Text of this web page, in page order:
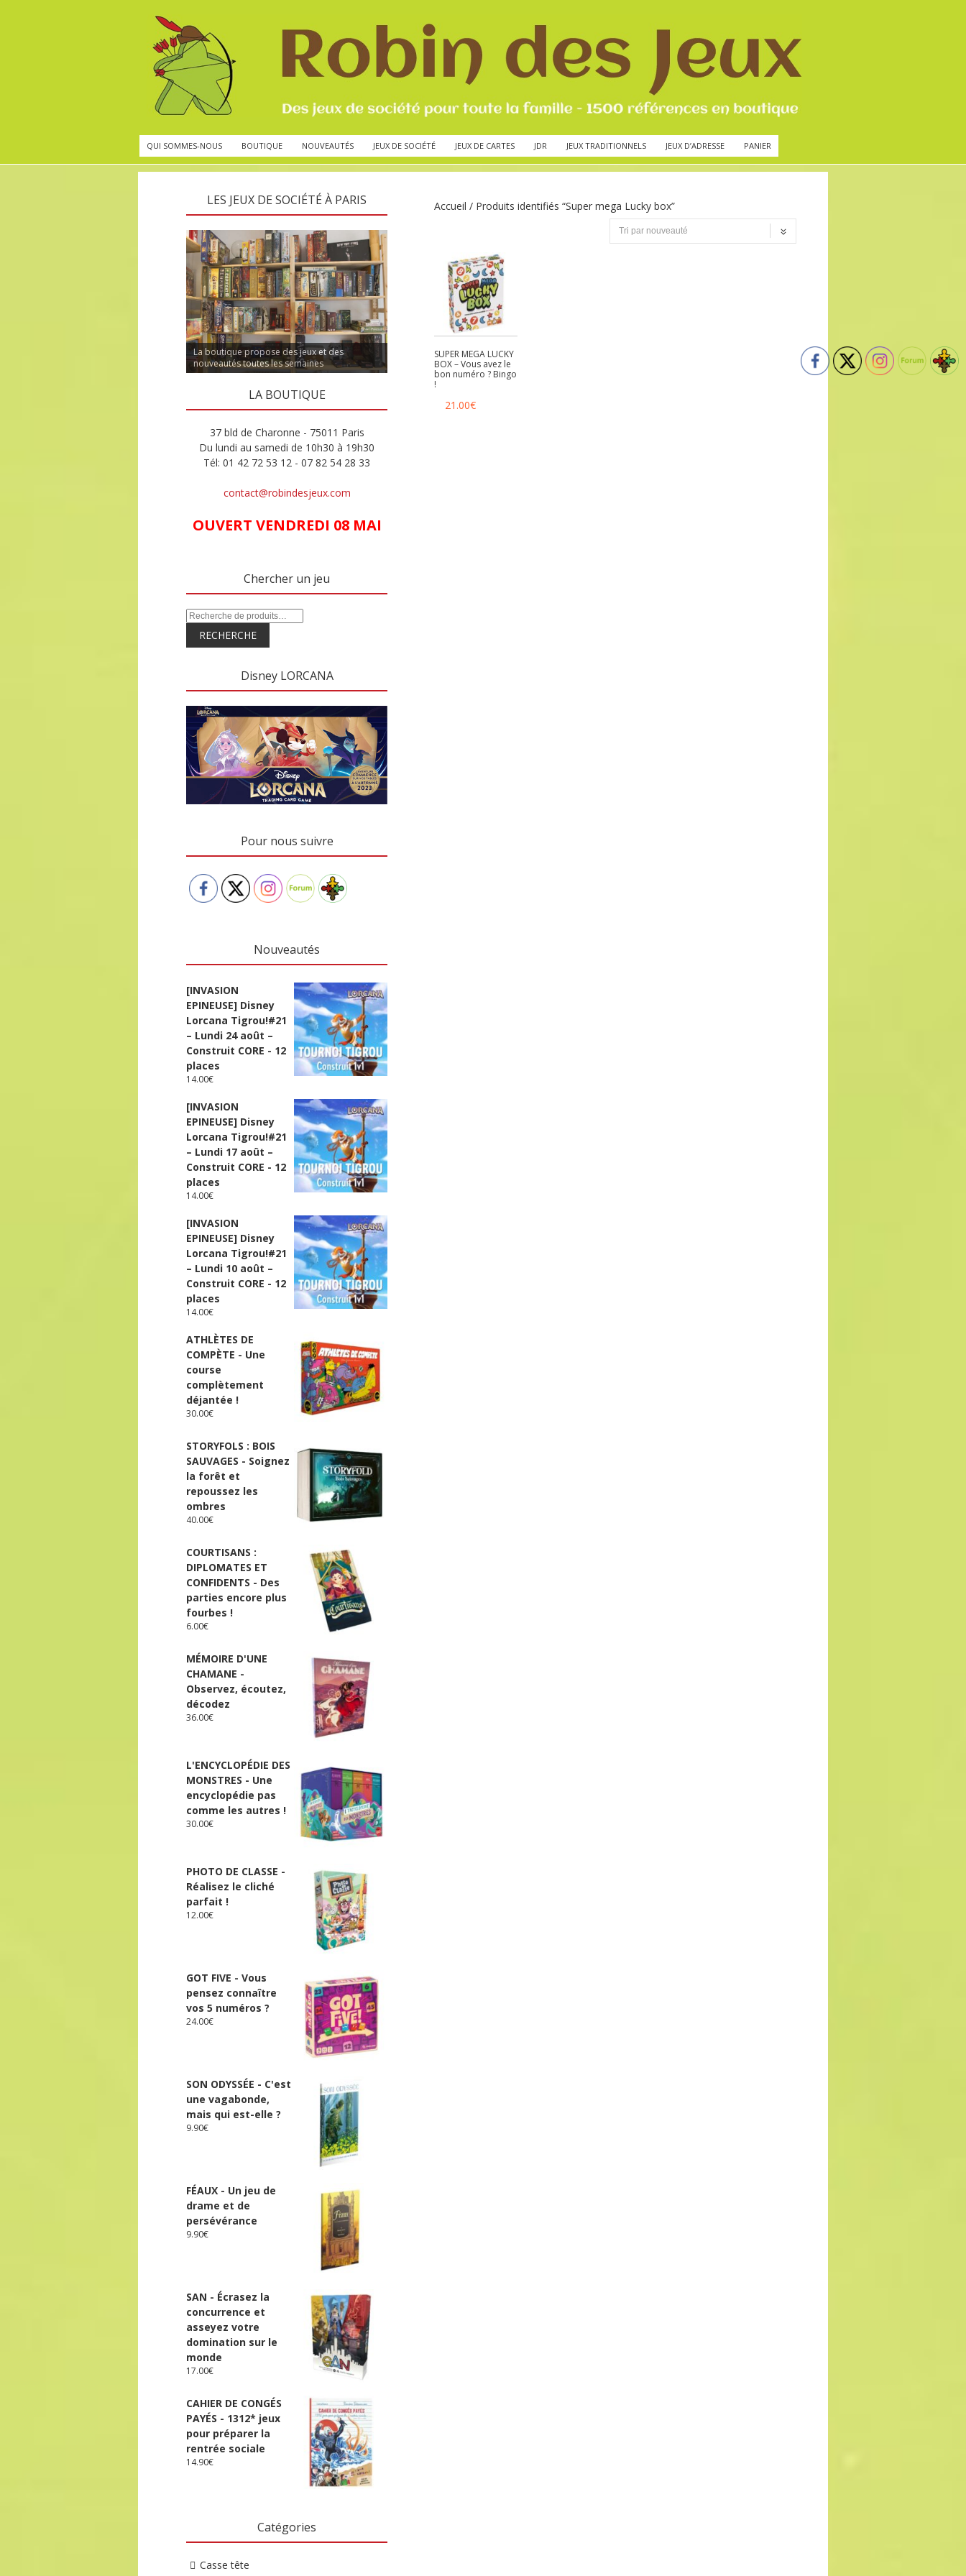
QUI SOMMES-NOUS BOUTIQUE NOUVEAUTÉS JEUX DE SOCIÉTÉ JEUX DE CARTES JDR JEUX TRADITIONNELS JEUX D’ADRESSE PANIER
Accueil / Produits identifiés “Super mega Lucky box”
SUPER MEGA LUCKY
BOX – Vous avez le
bon numéro ? Bingo
!
21.00€
LES JEUX DE SOCIÉTÉ À PARIS
La boutique propose des jeux et des
nouveautés toutes les semaines
LA BOUTIQUE
37 bld de Charonne - 75011 Paris
Du lundi au samedi de 10h30 à 19h30
Tél: 01 42 72 53 12 - 07 82 54 28 33
contact@robindesjeux.com
OUVERT VENDREDI 08 MAI
Chercher un jeu
RECHERCHE
Disney LORCANA
Pour nous suivre
Nouveautés
[INVASION
EPINEUSE] Disney
Lorcana Tigrou!#21
– Lundi 24 août –
Construit CORE - 12
places
14.00€
[INVASION
EPINEUSE] Disney
Lorcana Tigrou!#21
– Lundi 17 août –
Construit CORE - 12
places
14.00€
[INVASION
EPINEUSE] Disney
Lorcana Tigrou!#21
– Lundi 10 août –
Construit CORE - 12
places
14.00€
ATHLÈTES DE
COMPÈTE - Une
course
complètement
déjantée !
30.00€
STORYFOLS : BOIS
SAUVAGES - Soignez
la forêt et
repoussez les
ombres
40.00€
COURTISANS :
DIPLOMATES ET
CONFIDENTS - Des
parties encore plus
fourbes !
6.00€
MÉMOIRE D'UNE
CHAMANE -
Observez, écoutez,
décodez
36.00€
L'ENCYCLOPÉDIE DES
MONSTRES - Une
encyclopédie pas
comme les autres !
30.00€
PHOTO DE CLASSE -
Réalisez le cliché
parfait !
12.00€
GOT FIVE - Vous
pensez connaître
vos 5 numéros ?
24.00€
SON ODYSSÉE - C'est
une vagabonde,
mais qui est-elle ?
9.90€
FÉAUX - Un jeu de
drame et de
persévérance
9.90€
SAN - Écrasez la
concurrence et
asseyez votre
domination sur le
monde
17.00€
CAHIER DE CONGÉS
PAYÉS - 1312* jeux
pour préparer la
rentrée sociale
14.90€
Catégories
Casse tête